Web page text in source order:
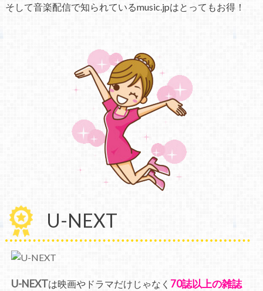
そして音楽配信で知られているmusic.jpはとってもお得！
U-NEXT
U-NEXTは映画やドラマだけじゃなく 70誌以上の雑誌